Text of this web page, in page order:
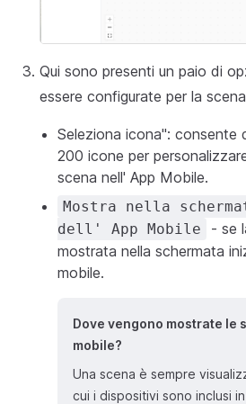
Qui sono presenti un paio di
essere configurate per la
Seleziona icona": consente
200 icone per
scena nell' App Mobile.
Mostra nella
dell' App Mobile
- se
mostrata nella schermata
mobile.
Dove vengono mostrate le
mobile?
Una scena è sempre
cui i dispositivi sono inclusi